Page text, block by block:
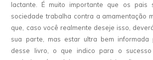
lactante. É muito importante que os pais
sociedade trabalha contra a amamentação
que, caso você realmente deseje isso,
sua parte, mas estar ultra bem informada
desse livro, o que indico para o sucesso